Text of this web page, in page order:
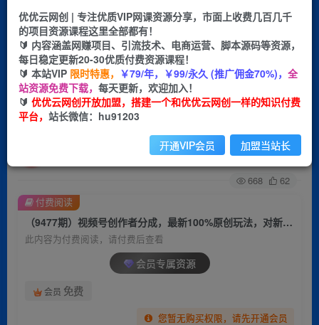
挂机 项目
脚本卡密
APP下载
GO
首页 创业课程 会员专属 正文
（9477期）视频号创作者分成，最新100%原创玩
法，对新人友好，日入5000+
关注 私信
668 62
（9477期）视频号创作者分成，最新100%原创玩法，对新人友好，日入5000+
此内容为付费阅读，请付费后查看
会员专属资源
会员 免费
您暂无购买权限，请先开通会员
付费阅读
优优云网创 | 专注优质VIP网课资源分享，市面上收费几百几千
的项目资源课程这里全部都有！
🔰 内容涵盖网赚项目、引流技术、电商运营、脚本源码等资源，
每日稳定更新20-30优质付费资源课程！
🔰 本站VIP 限时特惠， ￥79/年，￥99/永久 (推广佣金70%)， 全
站资源免费下载， 每天更新，欢迎加入！
🔰 优优云网创开放加盟，搭建一个和优优云网创一样的知识付费
平台， 站长微信：hu91203
开通VIP会员 加盟当站长